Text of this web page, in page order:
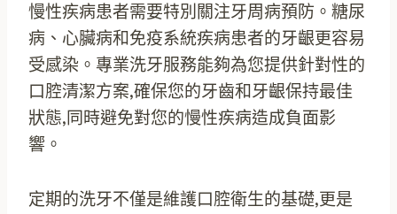
慢性疾病患者需要特別關注牙周病預防。糖尿
病、心臟病和免疫系統疾病患者的牙齦更容易
受感染。專業洗牙服務能夠為您提供針對性的
口腔清潔方案,確保您的牙齒和牙齦保持最佳
狀態,同時避免對您的慢性疾病造成負面影
響。
定期的洗牙不僅是維護口腔衛生的基礎,更是